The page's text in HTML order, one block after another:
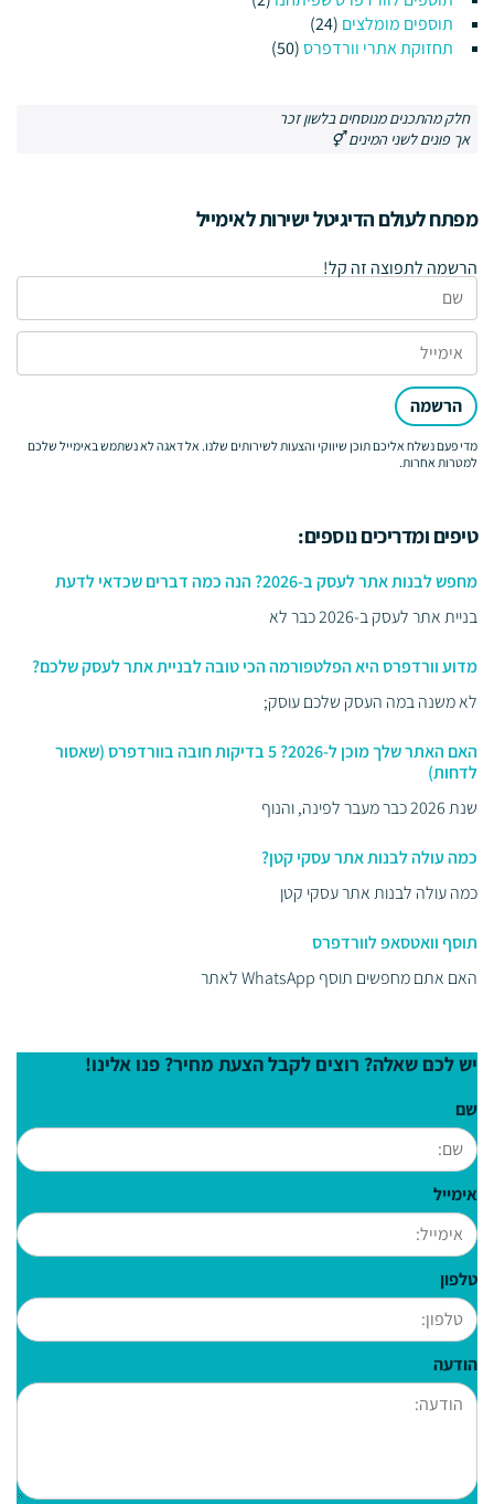
תוספים מומלצים(24)
תחזוקת אתרי וורדפרס(50)
חלק מהתכנים מנוסחים בלשון זכר
אך פונים לשני המינים ⚥
מפתח לעולם הדיגיטל ישירות לאימייל
הרשמה לתפוצה זה קל!
הרשמה
מדי פעם נשלח אליכם תוכן שיווקי והצעות לשירותים שלנו. אל דאגה לא נשתמש באימייל שלכם
למטרות אחרות.
טיפים ומדריכים נוספים:
מחפש לבנות אתר לעסק ב-2026? הנה כמה דברים שכדאי לדעת
בניית אתר לעסק ב-2026 כבר לא
מדוע וורדפרס היא הפלטפורמה הכי טובה לבניית אתר לעסק שלכם?
לא משנה במה העסק שלכם עוסק;
האם האתר שלך מוכן ל-2026? 5 בדיקות חובה בוורדפרס (שאסור
לדחות)
שנת 2026 כבר מעבר לפינה, והנוף
כמה עולה לבנות אתר עסקי קטן?
כמה עולה לבנות אתר עסקי קטן
תוסף וואטסאפ לוורדפרס
האם אתם מחפשים תוסף WhatsApp לאתר
יש לכם שאלה? רוצים לקבל הצעת מחיר? פנו אלינו!
שם
אימייל
טלפון
הודעה